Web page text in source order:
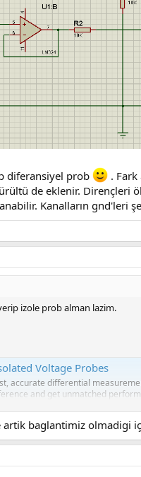
diferansiyel prob
.
de eklenir. Dirençleri
Kanalların gnd'leri
izole prob alman lazim.
Voltage Probes
accurate differential
and get unmatched
sebeke topragindan
baglantimiz olmadigi